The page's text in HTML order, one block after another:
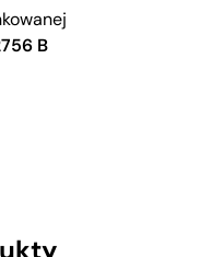
B